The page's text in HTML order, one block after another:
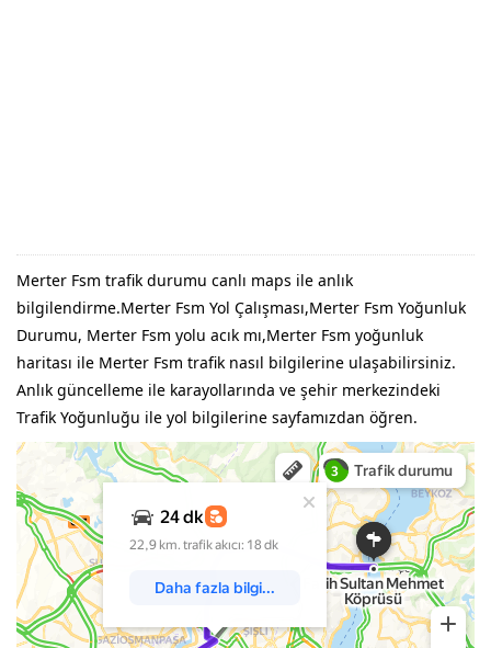
Merter Fsm trafik durumu canlı maps ile anlık
bilgilendirme.Merter Fsm Yol Çalışması,Merter Fsm Yoğunluk
Durumu, Merter Fsm yolu acık mı,Merter Fsm yoğunluk
haritası ile Merter Fsm trafik nasıl bilgilerine ulaşabilirsiniz.
Anlık güncelleme ile karayollarında ve şehir merkezindeki
Trafik Yoğunluğu ile yol bilgilerine sayfamızdan öğren.